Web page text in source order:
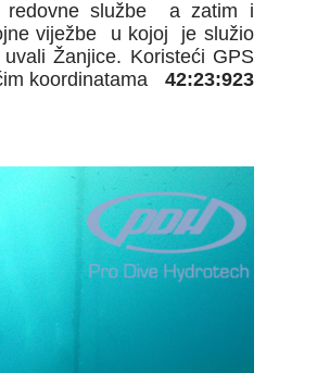
službe a zatim i
viježbe u kojoj je služio
Žanjice. Koristeći GPS
koordinatama
42:23:923